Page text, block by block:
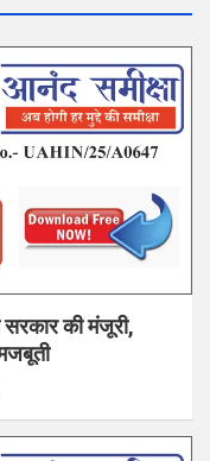
की मंजूरी,